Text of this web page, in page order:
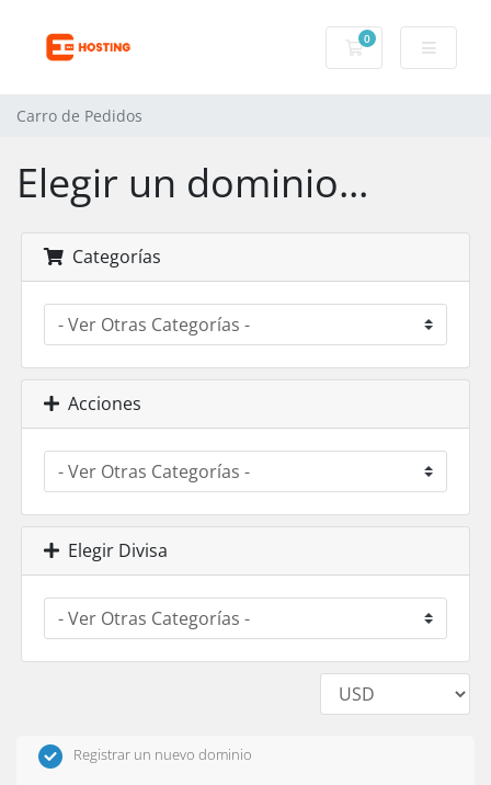
0
Carro de Pedidos
Carro de Pedidos
Elegir un dominio...
Categorías
Acciones
Elegir Divisa
Registrar un nuevo dominio